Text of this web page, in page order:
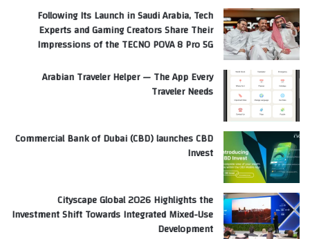
Following Its Launch in Saudi Arabia, Tech
Experts and Gaming Creators Share Their
Impressions of the TECNO POVA 8 Pro 5G
Arabian Traveler Helper — The App Every
Traveler Needs
Commercial Bank of Dubai (CBD) launches CBD
Invest
Cityscape Global 2026 Highlights the
Investment Shift Towards Integrated Mixed-Use
Development